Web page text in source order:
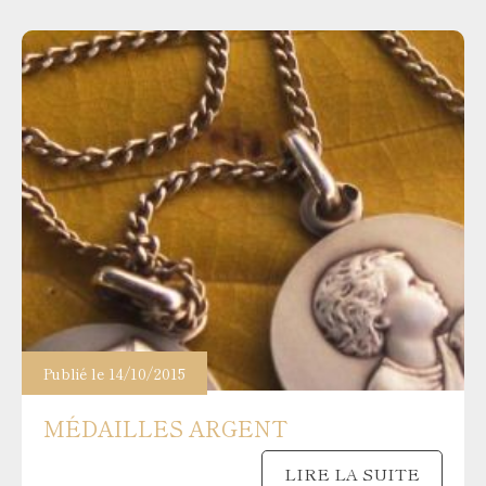
Publié le 14/10/2015
MÉDAILLES ARGENT
LIRE LA SUITE